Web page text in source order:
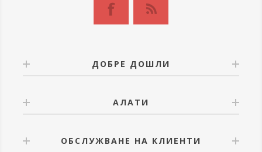
ДОБРЕ ДОШЛИ
АЛАТИ
ОБСЛУЖВАНЕ НА КЛИЕНТИ